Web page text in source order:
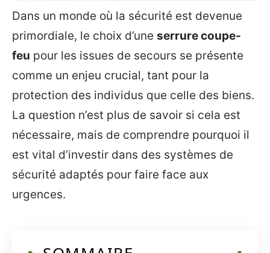
Dans un monde où la sécurité est devenue
primordiale, le choix d’une serrure coupe-
feu pour les issues de secours se présente
comme un enjeu crucial, tant pour la
protection des individus que celle des biens.
La question n’est plus de savoir si cela est
nécessaire, mais de comprendre pourquoi il
est vital d’investir dans des systèmes de
sécurité adaptés pour faire face aux
urgences.